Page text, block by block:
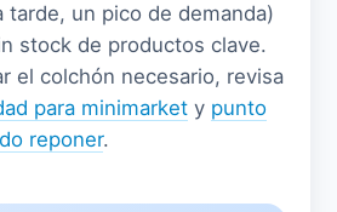
tarde, un pico de demanda)
stock de productos clave.
el colchón necesario, revisa
para minimarket y punto
reponer.